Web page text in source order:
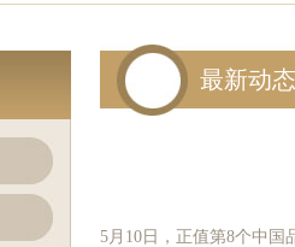
最新动态
5月10日，正值第8个中